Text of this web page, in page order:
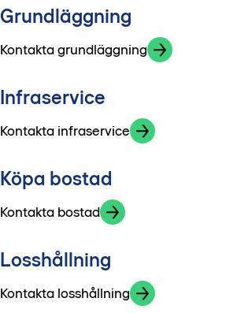
Grundläggning
Kontakta grundläggning
Infraservice
Kontakta infraservice
Köpa bostad
Kontakta bostad
Losshållning
Kontakta losshållning